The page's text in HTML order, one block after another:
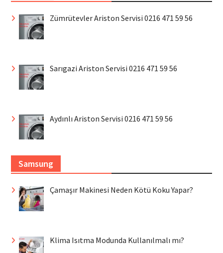
Zümrütevler Ariston Servisi 0216 471 59 56
Sarıgazi Ariston Servisi 0216 471 59 56
Aydınlı Ariston Servisi 0216 471 59 56
Samsung
Çamaşır Makinesi Neden Kötü Koku Yapar?
Klima Isıtma Modunda Kullanılmalı mı?